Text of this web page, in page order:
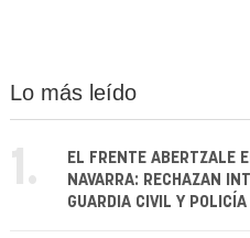
Lo más leído
1.
EL FRENTE ABERTZALE
NAVARRA: RECHAZAN
GUARDIA CIVIL Y